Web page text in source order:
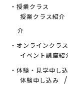
・授業クラス
授業クラス紹介
介
・オンラインクラス
イベント講座紹
・体験・見学申し
体験申し込み
/